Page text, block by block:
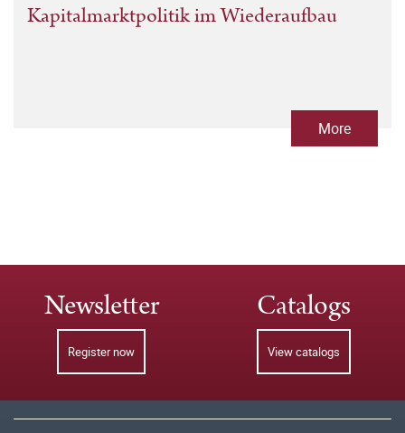
Kapitalmarktpolitik im Wiederaufbau
More
Newsletter
Register now
Catalogs
View catalogs